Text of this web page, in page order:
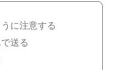
に注意する
送る